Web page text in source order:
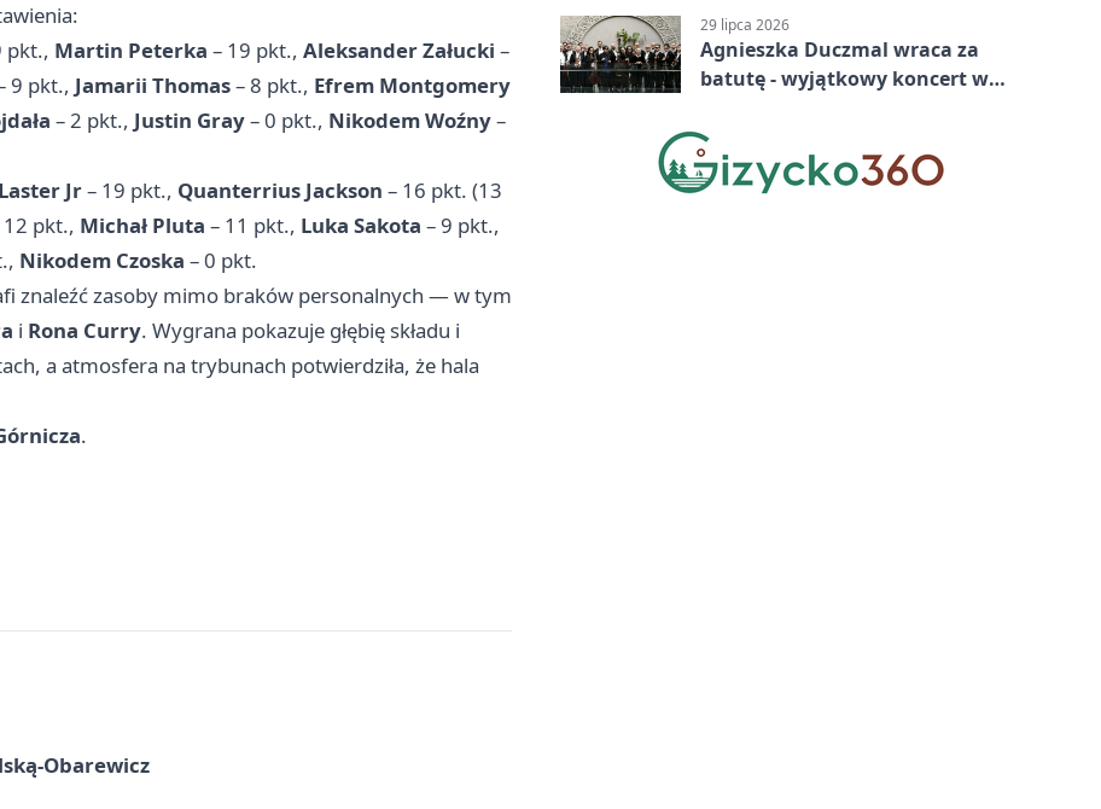
pkt., Martin Peterka – 19 pkt., Aleksander Załucki –
9 pkt., Jamarii Thomas– 8 pkt., Efrem Montgomery
– 2 pkt., Justin Gray– 0 pkt., Nikodem Woźny–
Jr– 19 pkt., Quanterrius Jackson – 16 pkt. (13
12 pkt., Michał Pluta – 11 pkt., Luka Sakota – 9 pkt.,
Nikodem Czoska – 0 pkt.
znaleźć zasoby mimo braków personalnych — w tym
i Rona Curry. Wygrana pokazuje głębię składu i
a atmosfera na trybunach potwierdziła, że hala
.
Obarewicz
29 lipca 2026
Agnieszka Duczmal wraca za
batutę - wyjątkowy koncert w